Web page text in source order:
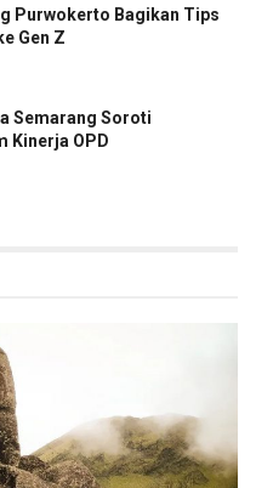
Purwokerto Bagikan Tips
Gen Z
Semarang Soroti
Kinerja OPD